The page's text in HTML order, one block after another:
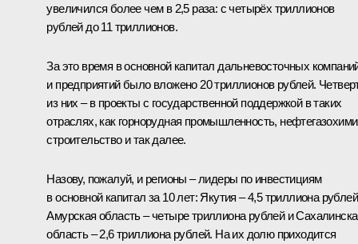
увеличился более чем в 2,5 раза: с четырёх триллионов
рублей до 11 триллионов.
За это время в основной капитал дальневосточных
и предприятий было вложено 20 триллионов рублей.
из них – в проекты с государственной поддержкой в таких
отраслях, как горнорудная промышленность,
строительство и так далее.
Назову, пожалуй, и регионы – лидеры по инвестициям
в основной капитал за 10 лет: Якутия – 4,5 триллиона
Амурская область – четыре триллиона рублей и
область – 2,6 триллиона рублей. На их долю приходится